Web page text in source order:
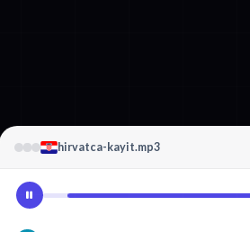
hirvatca-kayit.mp3